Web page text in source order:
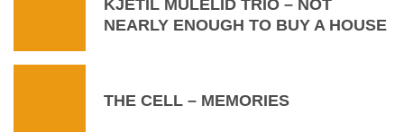
KJETIL MULELID TRIO – NOT
NEARLY ENOUGH TO BUY A HOUSE
THE CELL – MEMORIES